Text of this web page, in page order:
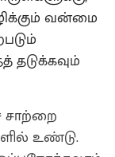
வன்மை
தடுக்கவும்
சாற்றை
உண்டு.